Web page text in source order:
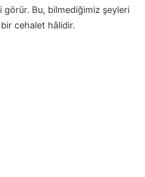
görür. Bu, bilmediğimiz şeyleri
cehalet hâlidir.